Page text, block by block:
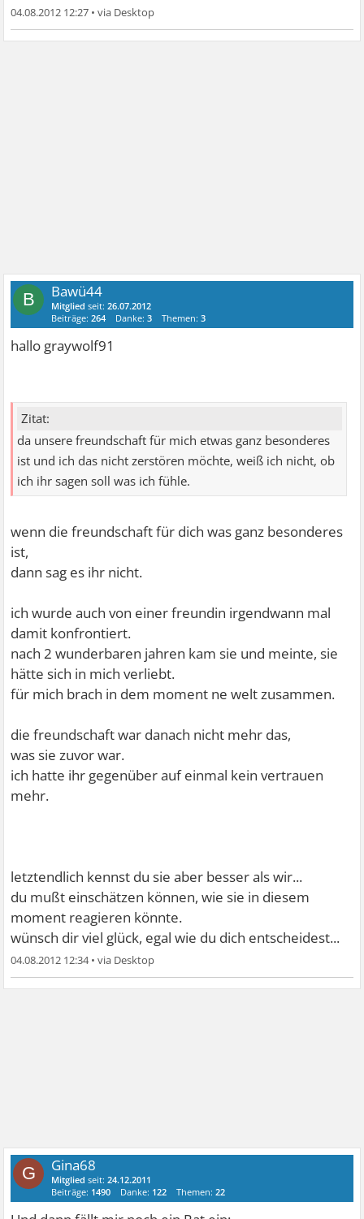
04.08.2012 12:27 •
B Bawü44
Mitglied seit:26.07.2012
Beiträge:264 Danke:3 Themen:3
hallo graywolf91
Zitat:
da unsere freundschaft für mich etwas ganz besonderes
ist und ich das nicht zerstören möchte, weiß ich nicht, ob
ich ihr sagen soll was ich fühle.
wenn die freundschaft für dich was ganz besonderes
ist,
dann sag es ihr nicht.
ich wurde auch von einer freundin irgendwann mal
damit konfrontiert.
nach 2 wunderbaren jahren kam sie und meinte, sie
hätte sich in mich verliebt.
für mich brach in dem moment ne welt zusammen.
die freundschaft war danach nicht mehr das,
was sie zuvor war.
ich hatte ihr gegenüber auf einmal kein vertrauen
mehr.
letztendlich kennst du sie aber besser als wir...
du mußt einschätzen können, wie sie in diesem
moment reagieren könnte.
wünsch dir viel glück, egal wie du dich entscheidest...
04.08.2012 12:34•
G Gina68
Mitglied seit:24.12.2011
Beiträge: 1490 Danke: 122 Themen:22